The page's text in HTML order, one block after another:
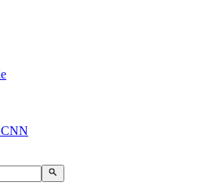
CNN